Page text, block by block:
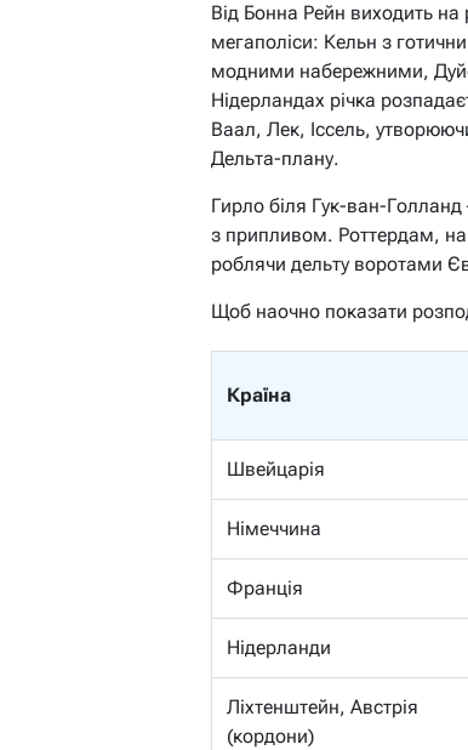
Від Бонна Рейн виходить на
мегаполіси: Кельн з
модними набережними,
Нідерландах річка
Ваал, Лек, Іссель,
Дельта-плану.
Гирло біля Гук-ван-Голланд
з припливом. Роттердам,
роблячи дельту воротами
Щоб наочно показати
Країна
Швейцарія
Німеччина
Франція
Нідерланди
Ліхтенштейн, Австрія
(кордони)